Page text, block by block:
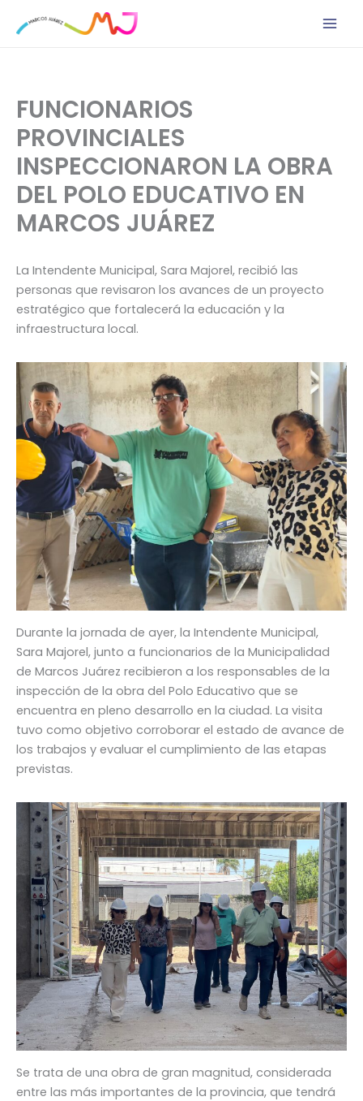
FUNCIONARIOS
PROVINCIALES
INSPECCIONARON LA OBRA
DEL POLO EDUCATIVO EN
MARCOS JUÁREZ
La Intendente Municipal, Sara Majorel, recibió las
personas que revisaron los avances de un proyecto
estratégico que fortalecerá la educación y la
infraestructura local.
Durante la jornada de ayer, la Intendente Municipal,
Sara Majorel, junto a funcionarios de la Municipalidad
de Marcos Juárez recibieron a los responsables de la
inspección de la obra del Polo Educativo que se
encuentra en pleno desarrollo en la ciudad. La visita
tuvo como objetivo corroborar el estado de avance de
los trabajos y evaluar el cumplimiento de las etapas
previstas.
Se trata de una obra de gran magnitud, considerada
entre las más importantes de la provincia, que tendrá